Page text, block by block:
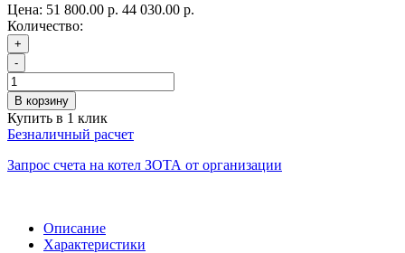
Цена: 51 800.00 р. 44 030.00 р.
Количество:
+
-
В корзину
Купить в 1 клик
Безналичный расчет
Запрос счета на котел ЗОТА от организации
Описание
Характеристики